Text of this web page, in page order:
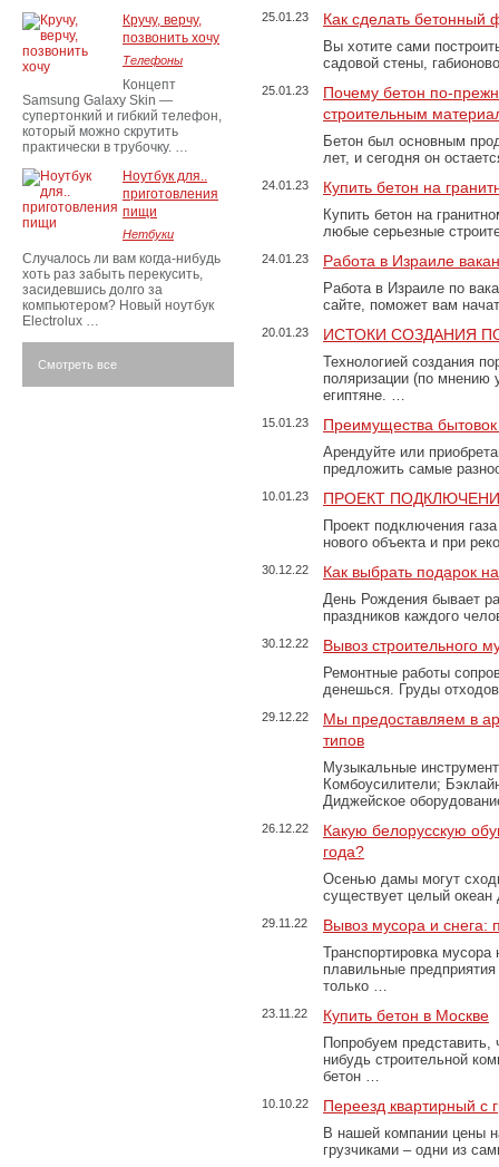
25.01.23 Как сделать бетонный
Вы хотите сами
садовой стены,
25.01.23
Почему бетон по-
строительным
Бетон был основным
лет, и сегодня он
24.01.23 Купить бетон на
Купить бетон на
любые серьезные
24.01.23 Работа в Израиле
Работа в Израиле по
сайте, поможет вам
20.01.23 ИСТОКИ СОЗДАНИЯ
Технологией создания
поляризации (по
египтяне. …
15.01.23 Преимущества
Арендуйте или
предложить самые
10.01.23 ПРОЕКТ
Проект подключения
нового объекта и при
30.12.22 Как выбрать подарок
День Рождения бывает
праздников каждого
30.12.22 Вывоз строительного
Ремонтные работы
денешься. Груды
29.12.22
Мы предоставляем в
типов
Музыкальные
Комбоусилители;
Диджейское
26.12.22
Какую белорусскую
года?
Осенью дамы могут
существует целый
29.11.22 Вывоз мусора и
Транспортировка
плавильные
только …
23.11.22 Купить бетон в Москве
Попробуем представить,
нибудь строительной
бетон …
10.10.22 Переезд квартирный с
В нашей компании цены
грузчиками – одни из
Кручу, верчу,
позвонить хочу
Телефоны
Концепт
Samsung Galaxy Skin —
супертонкий и гибкий телефон,
который можно скрутить
практически в трубочку. …
Ноутбук для..
приготовления
пищи
Нетбуки
Случалось ли вам когда-нибудь
хоть раз забыть перекусить,
засидевшись долго за
компьютером? Новый ноутбук
Electrolux …
Смотреть все